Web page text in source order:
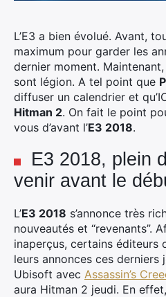
L’E3 a bien évolué. Avant,
maximum pour garder les
dernier moment.
sont légion. A tel point que
diffuser un calendrier et
Hitman 2. On fait le point
vous d’avant l’E3 2018.
E3 2018, plein
venir avant le
L’E3 2018 s’annonce très
nouveautés et “revenants”.
inaperçus, certains éditeurs
leurs annonces ces derniers
Ubisoft avec Assassin’s
aura Hitman 2 jeudi. En